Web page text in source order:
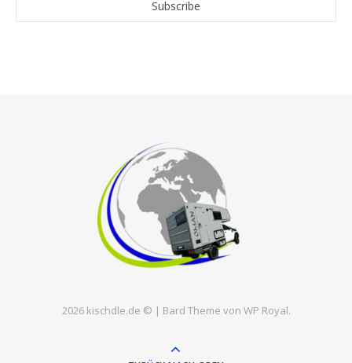
2026 kischdle.de © | Bard Theme von WP Royal.